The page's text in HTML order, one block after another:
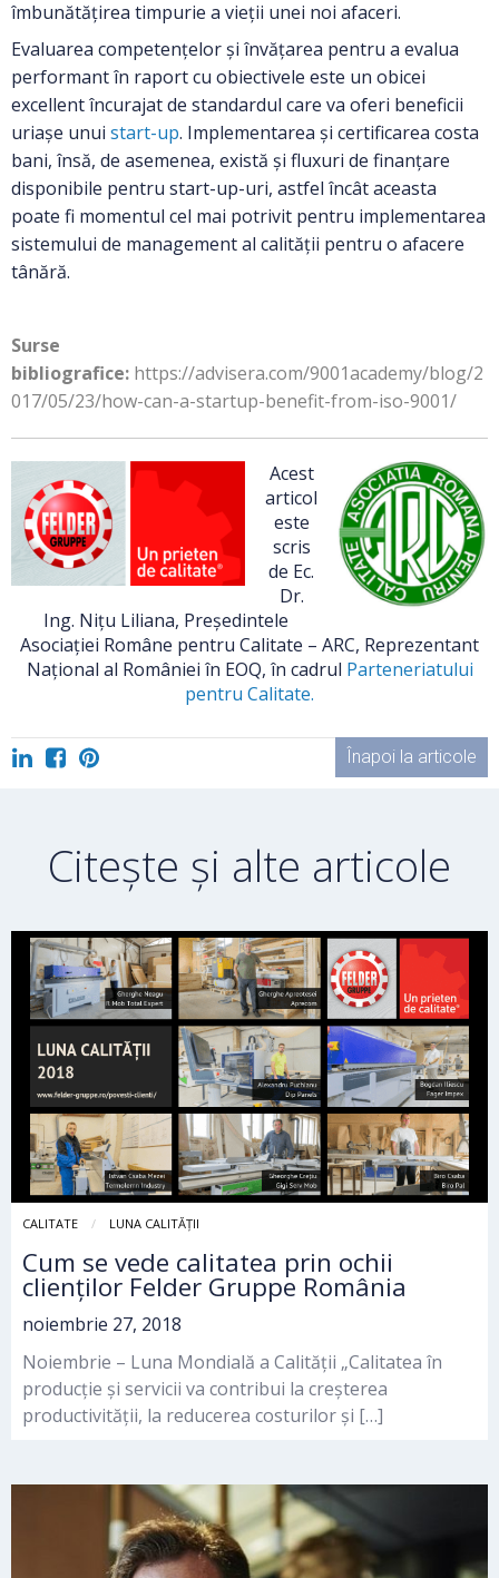
îmbunătățirea timpurie a vieții unei noi afaceri.
Evaluarea competențelor și învățarea pentru a evalua
performant în raport cu obiectivele este un obicei
excellent încurajat de standardul care va oferi beneficii
uriașe unui start-up. Implementarea și certificarea costa
bani, însă, de asemenea, există și fluxuri de finanțare
disponibile pentru start-up-uri, astfel încât aceasta
poate fi momentul cel mai potrivit pentru implementarea
sistemului de management al calității pentru o afacere
tânără.
Surse
bibliografice: https://advisera.com/9001academy/blog/2
017/05/23/how-can-a-startup-benefit-from-iso-9001/
Acest
articol
este
scris
de Ec.
Dr.
Ing. Nițu Liliana, Președintele
Asociației Române pentru Calitate – ARC, Reprezentant
Național al României în EOQ, în cadrul Parteneriatului
pentru Calitate.
Înapoi la articole
Citește și alte articole
CALITATE LUNA CALITĂȚII
Cum se vede calitatea prin ochii
clienților Felder Gruppe România
noiembrie 27, 2018
Noiembrie – Luna Mondială a Calității „Calitatea în
producție și servicii va contribui la creșterea
productivității, la reducerea costurilor și […]